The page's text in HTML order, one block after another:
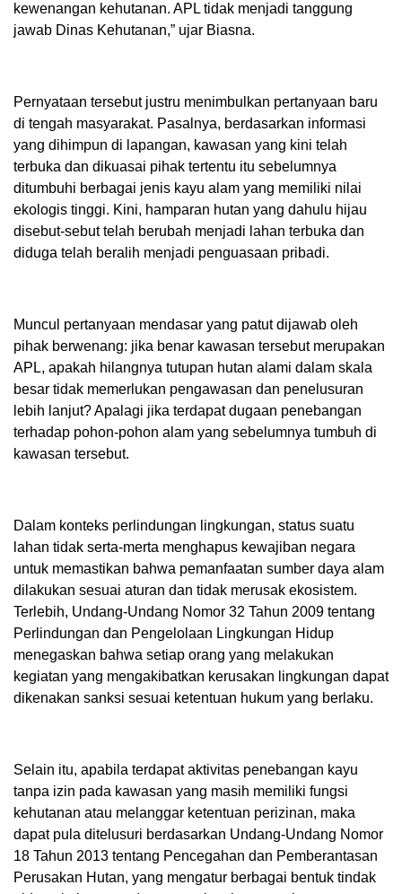
kewenangan kehutanan. APL tidak menjadi tanggung
jawab Dinas Kehutanan,” ujar Biasna.
Pernyataan tersebut justru menimbulkan pertanyaan baru
di tengah masyarakat. Pasalnya, berdasarkan informasi
yang dihimpun di lapangan, kawasan yang kini telah
terbuka dan dikuasai pihak tertentu itu sebelumnya
ditumbuhi berbagai jenis kayu alam yang memiliki nilai
ekologis tinggi. Kini, hamparan hutan yang dahulu hijau
disebut-sebut telah berubah menjadi lahan terbuka dan
diduga telah beralih menjadi penguasaan pribadi.
Muncul pertanyaan mendasar yang patut dijawab oleh
pihak berwenang: jika benar kawasan tersebut merupakan
APL, apakah hilangnya tutupan hutan alami dalam skala
besar tidak memerlukan pengawasan dan penelusuran
lebih lanjut? Apalagi jika terdapat dugaan penebangan
terhadap pohon-pohon alam yang sebelumnya tumbuh di
kawasan tersebut.
Dalam konteks perlindungan lingkungan, status suatu
lahan tidak serta-merta menghapus kewajiban negara
untuk memastikan bahwa pemanfaatan sumber daya alam
dilakukan sesuai aturan dan tidak merusak ekosistem.
Terlebih, Undang-Undang Nomor 32 Tahun 2009 tentang
Perlindungan dan Pengelolaan Lingkungan Hidup
menegaskan bahwa setiap orang yang melakukan
kegiatan yang mengakibatkan kerusakan lingkungan dapat
dikenakan sanksi sesuai ketentuan hukum yang berlaku.
Selain itu, apabila terdapat aktivitas penebangan kayu
tanpa izin pada kawasan yang masih memiliki fungsi
kehutanan atau melanggar ketentuan perizinan, maka
dapat pula ditelusuri berdasarkan Undang-Undang Nomor
18 Tahun 2013 tentang Pencegahan dan Pemberantasan
Perusakan Hutan, yang mengatur berbagai bentuk tindak